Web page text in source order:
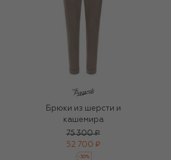
Брюки из шерсти и
кашемира
75 300 ₽
52 700 ₽
-30%